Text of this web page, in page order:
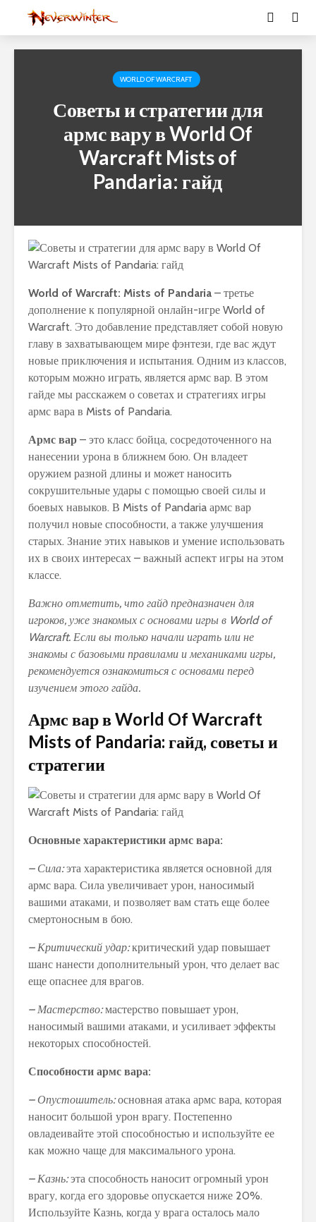
WORLD OF WARCRAFT
Советы и стратегии для
армс вару в World Of
Warcraft Mists of
Pandaria: гайд
World of Warcraft: Mists of Pandaria – третье
дополнение к популярной онлайн-игре World of
Warcraft. Это добавление представляет собой новую
главу в захватывающем мире фэнтези, где вас ждут
новые приключения и испытания. Одним из классов,
которым можно играть, является армс вар. В этом
гайде мы расскажем о советах и стратегиях игры
армс вара в Mists of Pandaria.
Армс вар – это класс бойца, сосредоточенного на
нанесении урона в ближнем бою. Он владеет
оружием разной длины и может наносить
сокрушительные удары с помощью своей силы и
боевых навыков. В Mists of Pandaria армс вар
получил новые способности, а также улучшения
старых. Знание этих навыков и умение использовать
их в своих интересах – важный аспект игры на этом
классе.
Важно отметить, что гайд предназначен для
игроков, уже знакомых с основами игры в World of
Warcraft. Если вы только начали играть или не
знакомы с базовыми правилами и механиками игры,
рекомендуется ознакомиться с основами перед
изучением этого гайда.
Армс вар в World Of Warcraft
Mists of Pandaria: гайд, советы и
стратегии
Основные характеристики армс вара:
– Сила:эта характеристика является основной для
армс вара. Сила увеличивает урон, наносимый
вашими атаками, и позволяет вам стать еще более
смертоносным в бою.
– Критический удар:критический удар повышает
шанс нанести дополнительный урон, что делает вас
еще опаснее для врагов.
– Мастерство:мастерство повышает урон,
наносимый вашими атаками, и усиливает эффекты
некоторых способностей.
Способности армс вара:
– Опустошитель:основная атака армс вара, которая
наносит большой урон врагу. Постепенно
овладеивайте этой способностью и используйте ее
как можно чаще для максимального урона.
– Казнь:эта способность наносит огромный урон
врагу, когда его здоровье опускается ниже 20%.
Используйте Казнь, когда у врага осталось мало